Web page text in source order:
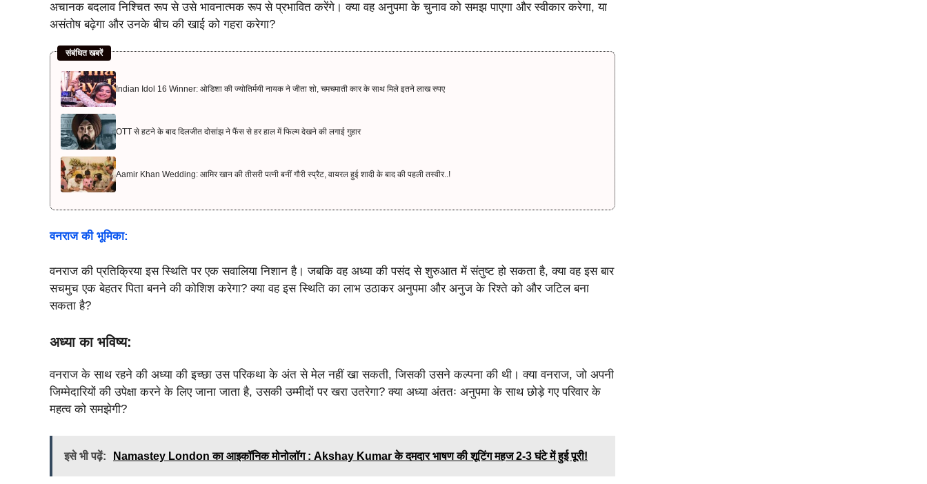
अचानक बदलाव निश्चित रूप से उसे भावनात्मक रूप से प्रभावित करेंगे। क्या वह अनुपमा के चुनाव को समझ पाएगा और स्वीकार करेगा, या
असंतोष बढ़ेगा और उनके बीच की खाई को गहरा करेगा?
संबंधित खबरें
Indian Idol 16 Winner: ओडिशा की ज्योतिर्मयी नायक ने जीता शो, चमचमाती कार के साथ मिले इतने लाख रुपए
OTT से हटने के बाद दिलजीत दोसांझ ने फैंस से हर हाल में फिल्म देखने की लगाई गुहार
Aamir Khan Wedding: आमिर खान की तीसरी पत्नी बनीं गौरी स्प्रैट, वायरल हुई शादी के बाद की पहली तस्वीर..!
वनराज की भूमिका:
वनराज की प्रतिक्रिया इस स्थिति पर एक सवालिया निशान है। जबकि वह अध्या की पसंद से शुरुआत में संतुष्ट हो सकता है, क्या वह इस बार
सचमुच एक बेहतर पिता बनने की कोशिश करेगा? क्या वह इस स्थिति का लाभ उठाकर अनुपमा और अनुज के रिश्ते को और जटिल बना
सकता है?
अध्या का भविष्य:
वनराज के साथ रहने की अध्या की इच्छा उस परिकथा के अंत से मेल नहीं खा सकती, जिसकी उसने कल्पना की थी। क्या वनराज, जो अपनी
जिम्मेदारियों की उपेक्षा करने के लिए जाना जाता है, उसकी उम्मीदों पर खरा उतरेगा? क्या अध्या अंततः अनुपमा के साथ छोड़े गए परिवार के
महत्व को समझेगी?
इसे भी पढ़ें: Namastey London का आइकॉनिक मोनोलॉग : Akshay Kumar के दमदार भाषण की शूटिंग महज 2-3 घंटे में हुई पूरी!